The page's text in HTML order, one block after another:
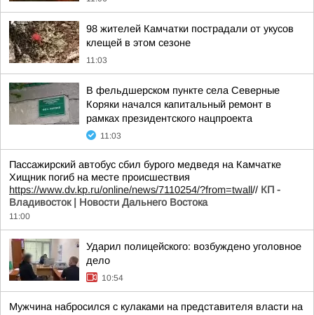
98 жителей Камчатки пострадали от укусов
клещей в этом сезоне
11:03
В фельдшерском пункте села Северные
Коряки начался капитальный ремонт в
рамках президентского нацпроекта
11:03
Пассажирский автобус сбил бурого медведя на Камчатке
Хищник погиб на месте происшествия
https://www.dv.kp.ru/online/news/7110254/?from=twall// КП -
Владивосток | Новости Дальнего Востока
11:00
Ударил полицейского: возбуждено уголовное
дело
10:54
Мужчина набросился с кулаками на представителя власти на